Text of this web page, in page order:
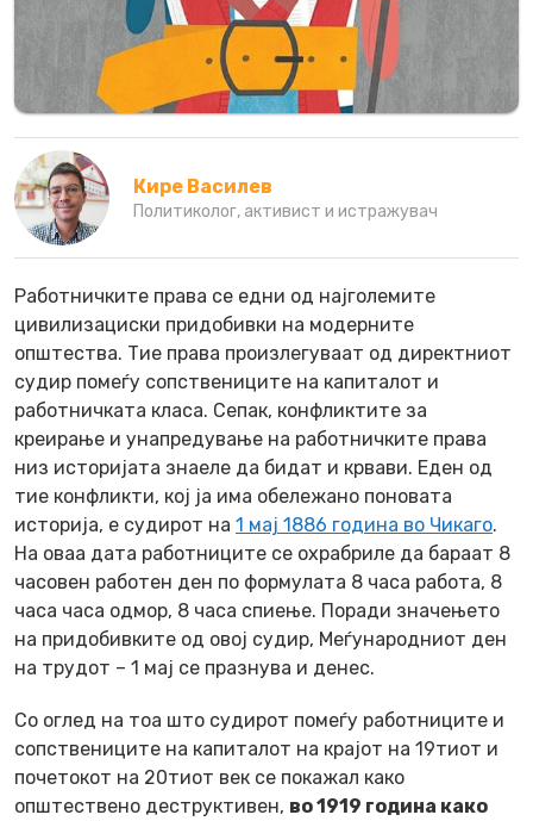
Кире Василев
Политиколог, активист и истражувач
Работничките права се едни од најголемите
цивилизациски придобивки на модерните
општества. Тие права произлегуваат од директниот
судир помеѓу сопствениците на капитaлот и
работничката класа. Сепак, конфликтите за
креирање и унапредување на работничките права
низ историјата знаеле да бидат и крвави. Еден од
тие конфликти, кој ја има обележано поновата
историја, е судирот на 1 мај 1886 година во Чикаго.
На оваа дата работниците се охрабриле да бараат 8
часовен работен ден по формулата 8 часа работа, 8
часа часа одмор, 8 часа спиење. Поради значењето
на придобивките од овој судир, Меѓународниот ден
на трудот – 1 мај се празнува и денес.
Со оглед на тоа што судирот помеѓу работниците и
сопствениците на капиталот на крајот на 19тиот и
почетокот на 20тиот век се покажал како
општествено деструктивен, во 1919 година како